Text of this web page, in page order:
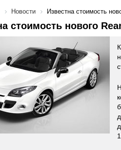
Новости Известна стоимость
стоимость нового